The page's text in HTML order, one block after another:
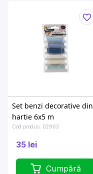
Set benzi decorative din
hartie 6x5 m
Cod produs: 02963
35 lei
Cumpără